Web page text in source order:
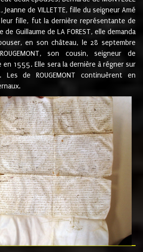
de VILLETTE, fille du seigneur Amé
fille, fut la dernière représentante de
de Guillaume de LA FOREST, elle demanda
en son château, le 28 septembre
son cousin, seigneur de
en 1555. Elle sera la dernière à régner sur
de ROUGEMONT continuèrent en